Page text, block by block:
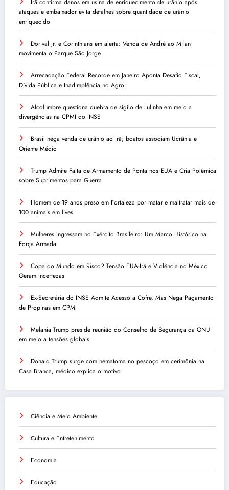
Irã confirma danos em usina de enriquecimento de urânio após
ataques e embaixador evita detalhes sobre quantidade de urânio
enriquecido
Dorival Jr. e Corinthians em alerta: Venda de André ao Milan
movimenta o Parque São Jorge
Arrecadação Federal Recorde em Janeiro Aponta Desafio Fiscal,
Dívida Pública e Inadimplência no Agro
Alcolumbre questiona quebra de sigilo de Lulinha em meio a
divergências na CPMI do INSS
Brasil nega venda de urânio ao Irã; boatos associam Ucrânia e
Oriente Médio
Trump Admite Falta de Armamento de Ponta nos EUA e Cria Polêmica
sobre Suprimentos para Guerra
Homem de 19 anos preso em Fortaleza por matar e maltratar mais de
100 animais em lives
Mulheres Ingressam no Exército Brasileiro: Um Marco Histórico na
Força Armada
Copa do Mundo em Risco? Tensão EUA-Irã e Violência no México
Geram Incertezas
Ex-Secretária do INSS Admite Acesso a Cofre, Mas Nega Pagamento
de Propinas em CPMI
Melania Trump preside reunião do Conselho de Segurança da ONU
em meio a tensões globais
Donald Trump surge com hematoma no pescoço em cerimônia na
Casa Branca, médico explica o motivo
Ciência e Meio Ambiente
Cultura e Entretenimento
Economia
Educação